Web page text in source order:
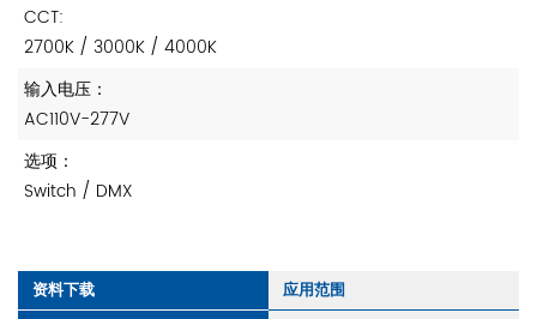
CCT:
2700K / 3000K / 4000K
输入电压：
AC110V-277V
选项：
Switch / DMX